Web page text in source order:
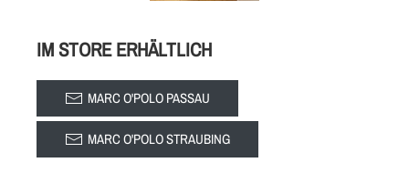
IM STORE ERHÄLTLICH
MARC O'POLO PASSAU
MARC O'POLO STRAUBING